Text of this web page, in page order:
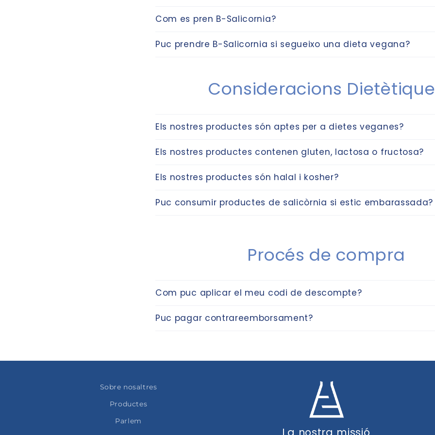
Com es pren B-Salicornia?
Puc prendre B-Salicornia si segueixo una dieta vegana?
Consideracions
Els nostres productes són aptes per a dietes veganes?
Els nostres productes contenen gluten, lactosa o fructosa?
Els nostres productes són halal i kosher?
Puc consumir productes de salicòrnia si estic embarassada?
Procés de compra
Com puc aplicar el meu codi de descompte?
Puc pagar contrareemborsament?
Sobre nosaltres
Productes
Parlem